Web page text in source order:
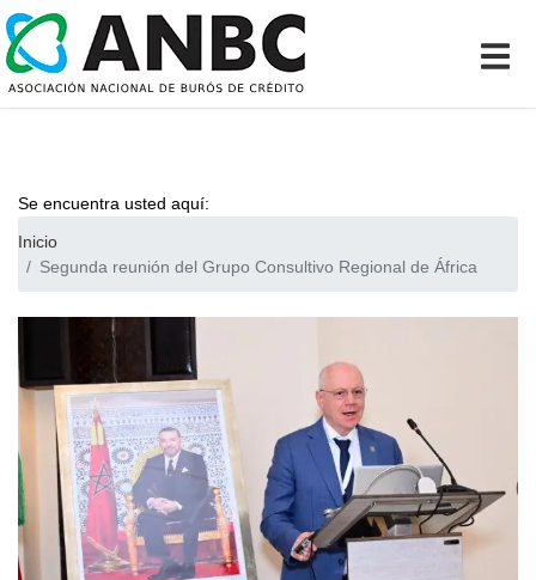
Se encuentra usted aquí:
Inicio
Segunda reunión del Grupo Consultivo Regional de África